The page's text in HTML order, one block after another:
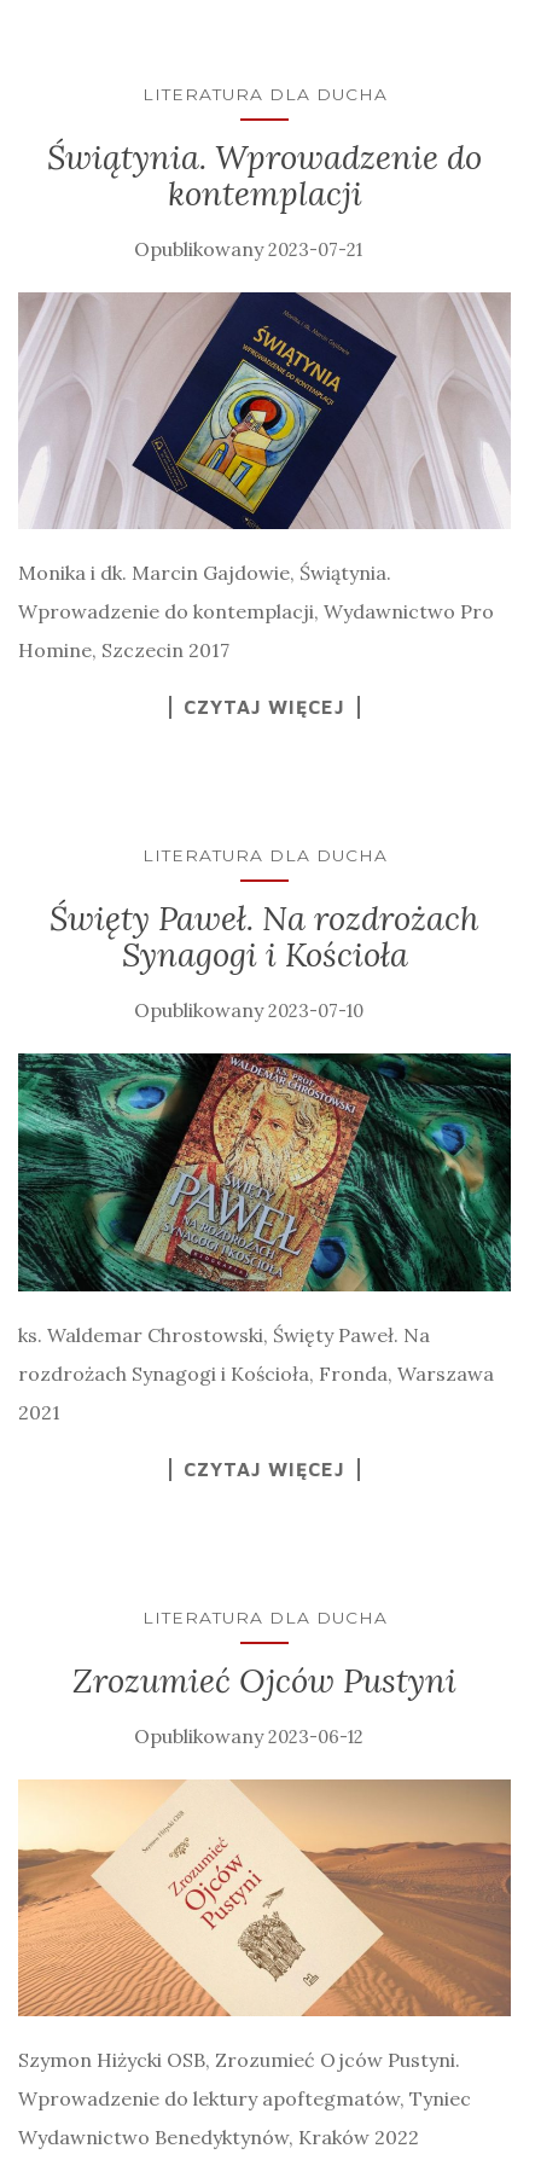
LITERATURA DLA DUCHA
Świątynia. Wprowadzenie do
kontemplacji
2023-07-21
Monika i dk. Marcin Gajdowie, Świątynia.
Wprowadzenie do kontemplacji, Wydawnictwo Pro
Homine, Szczecin 2017
CZYTAJ WIĘCEJ
LITERATURA DLA DUCHA
Święty Paweł. Na rozdrożach
Synagogi i Kościoła
2023-07-10
ks. Waldemar Chrostowski, Święty Paweł. Na
rozdrożach Synagogi i Kościoła, Fronda, Warszawa
2021
CZYTAJ WIĘCEJ
LITERATURA DLA DUCHA
Zrozumieć Ojców Pustyni
2023-06-12
Szymon Hiżycki OSB, Zrozumieć Ojców Pustyni.
Wprowadzenie do lektury apoftegmatów, Tyniec
Wydawnictwo Benedyktynów, Kraków 2022